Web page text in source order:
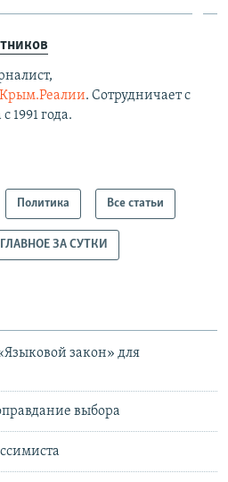
Крым.Реалии. Сотрудничает с
1991 года.
Политика Все статьи
ГЛАВНОЕ ЗА СУТКИ
закон» для
выбора